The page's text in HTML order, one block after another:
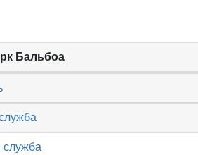
Бальбоа
служба